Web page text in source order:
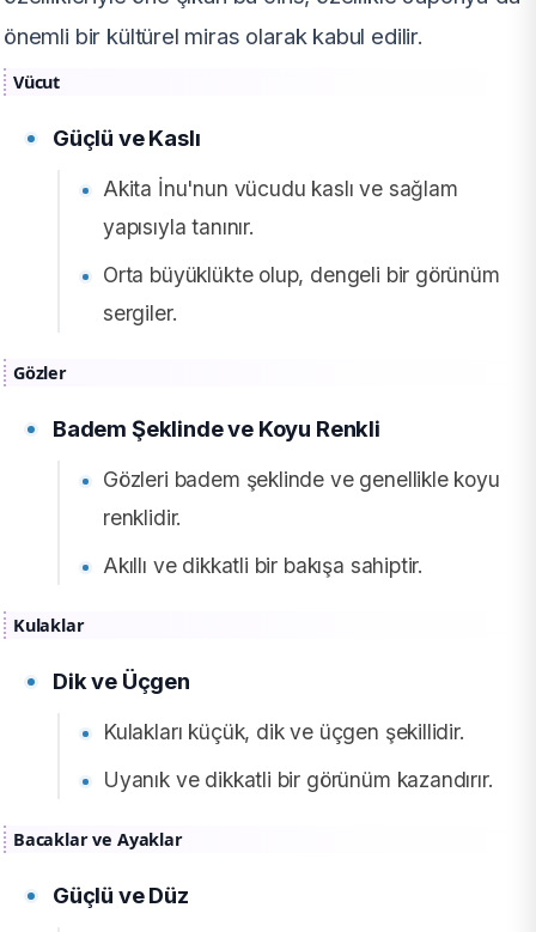
önemli bir kültürel miras olarak kabul edilir.
Vücut
Güçlü ve Kaslı
Akita İnu'nun vücudu kaslı ve sağlam
yapısıyla tanınır.
Orta büyüklükte olup, dengeli bir görünüm
sergiler.
Gözler
Badem Şeklinde ve Koyu Renkli
Gözleri badem şeklinde ve genellikle koyu
renklidir.
Akıllı ve dikkatli bir bakışa sahiptir.
Kulaklar
Dik ve Üçgen
Kulakları küçük, dik ve üçgen şekillidir.
Uyanık ve dikkatli bir görünüm kazandırır.
Bacaklar ve Ayaklar
Güçlü ve Düz